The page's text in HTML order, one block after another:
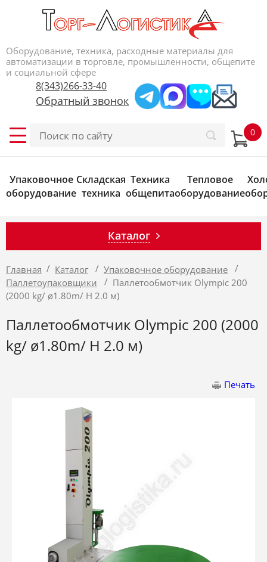
Оборудование, техника, расходные материалы для
автоматизации в торговле, промышленности, общепите
и социальной сфере
8(343)266-33-40
Обратный звонок
Упаковочное
оборудование
Складская
техника
Техника
общепита
Тепловое
оборудование
Каталог
Главная / Каталог / Упаковочное оборудование /
Паллетоупаковщики
/ Паллетообмотчик Olympic 200
(2000 kg/ ø1.80m/ H 2.0 м)
Паллетообмотчик Olympic 200 (2000
kg/ ø1.80m/ H 2.0 м)
Печать